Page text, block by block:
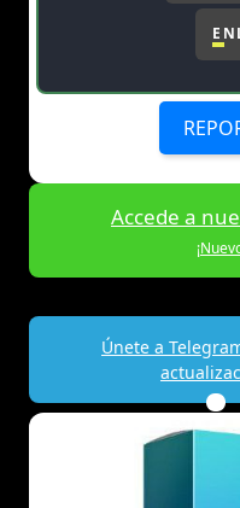
Accede a
Únete a